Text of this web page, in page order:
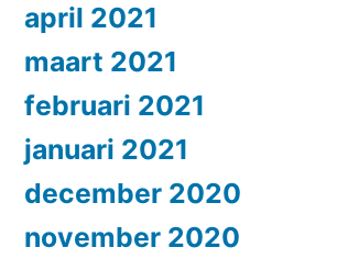
april 2021
maart 2021
februari 2021
januari 2021
december 2020
november 2020